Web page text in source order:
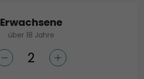
Erwachsene
über 18 Jahre